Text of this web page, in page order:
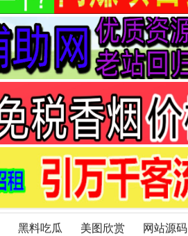
黑料吃瓜 美图欣赏 网站源码